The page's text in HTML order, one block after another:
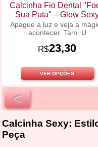
Calcinha Fio Dental
Sua Puta" – Glow
Apague a luz e veja a
acontecer. Tam. U
R$23,30
VER OPÇÕES
<
Calcinha Sexy:
Peça